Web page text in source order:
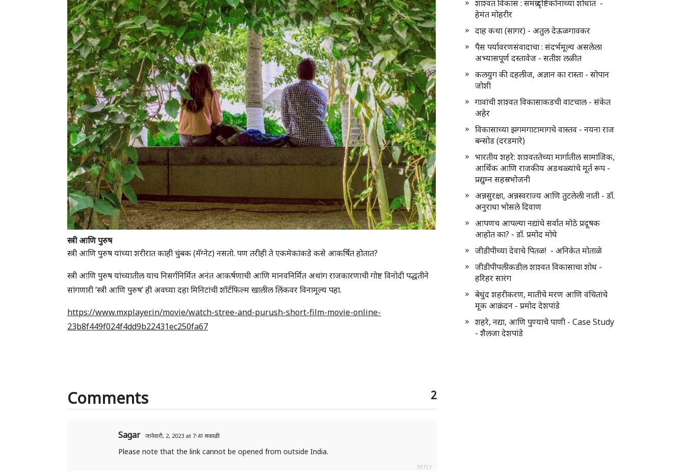
स्त्री आणि पुरुष
स्त्री आणि पुरुष यांच्या शरीरात काही चुंबक (मॅग्नेट) नसतो. पण तरीही ते एकमेकांकडे कसे आकर्षित होतात?
स्त्री आणि पुरुष यांच्यातील याच निसर्गनिर्मित अनंत आकर्षणाची आणि मानवनिर्मित अथांग राजकारणाची गोष्ट विनोदी पद्धतीने
सांगणारी ‘स्त्री आणि पुरुष’ ही अवघ्या दहा मिनिटांची शॉर्टफिल्म खालील लिंकवर विनामूल्य पहा.
https://www.mxplayer.in/movie/watch-stree-and-purush-short-film-movie-online-
23b8f449f024f4dd9b22431ec250fa67
Comments 2
Sagar जानेवारी, 2, 2023 at 7:41 सकाळी
Please note that the link cannot be opened from outside India.
REPLY
शाश्वत विकास : समग्र दृष्टिकोनाच्या शोधात -
हेमंत मोहरीर
दाह कथा (सागर) - अतुल देऊळगावकर
पैस पर्यावरणसंवादाचा : संदर्भमूल्य असलेला
अभ्यासपूर्ण दस्तावेज - सतीश लळीत
कलयुग की दहलीज, अज्ञान का रास्ता - सोपान
जोशी
गावांची शाश्वत विकासाकडची वाटचाल - संकेत
अहेर
विकासाच्या झगमगाटामागचे वास्तव - नयना राज
बन्सोड (दरडमारे)
भारतीय शहरे: शाश्वततेच्या मार्गातील सामाजिक,
आर्थिक आणि राजकीय अडथळ्यांचे मूर्त रूप -
प्रद्युम्न सहस्रभोजनी
अन्नसुरक्षा, अन्नस्वराज्य आणि तुटलेली नाती - डॉ.
अनुराधा भोसले दिवाण
आपणच आपल्या नद्यांचे सर्वात मोठे प्रदूषक
आहोत का? - डॉ. प्रमोद मोघे
जीडीपीच्या देवाचे पितळ! - अनिकेत मोताळे
जीडीपीपलीकडील शाश्वत विकासाचा शोध -
हरिहर सारंग
बेधुंद शहरीकरण, मातीचे मरण आणि वंचितांचे
मूक आक्रंदन - प्रमोद देशपांडे
शहरे, नद्या, आणि पुण्याचे पाणी - Case Study
- शैलजा देशपांडे